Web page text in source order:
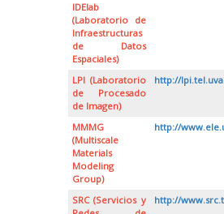
IDElab
(Laboratorio de
Infraestructuras
de Datos
Espaciales)
LPI (Laboratorio
de Procesado
de Imagen)
http://
MMMG
(Multiscale
Materials
Modeling
Group)
http://
SRC (Servicios y
http://